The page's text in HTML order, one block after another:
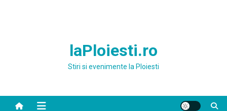
laPloiesti.ro
Stiri si evenimente la Ploiesti